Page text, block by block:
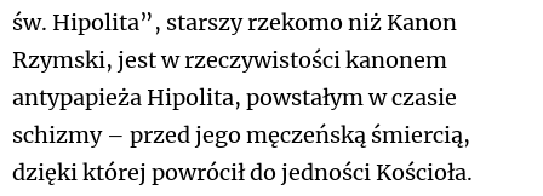
św. Hipolita”, starszy rzekomo niż Kanon
Rzymski, jest w rzeczywistości kanonem
antypapieża Hipolita, powstałym w czasie
schizmy – przed jego męczeńską śmiercią,
dzięki której powrócił do jedności Kościoła.